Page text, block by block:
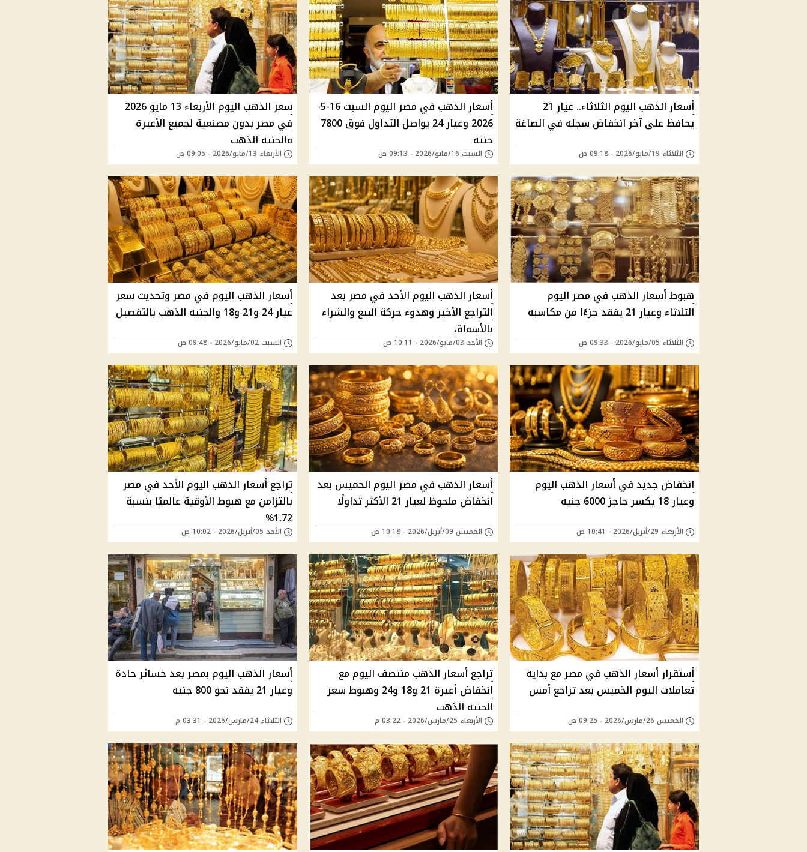
أسعار الذهب اليوم الثلاثاء.. عيار 21
يحافظ على آخر انخفاض سجله في الصاغة
الثلاثاء 19/مايو/2026 - 09:18 ص
أسعار الذهب في مصر اليوم السبت 16-5-
2026 وعيار 24 يواصل التداول فوق 7800
جنيه
السبت 16/مايو/2026 - 09:13 ص
سعر الذهب اليوم الأربعاء 13 مايو 2026
في مصر بدون مصنعية لجميع الأعيرة
والجنيه الذهب
الأربعاء 13/مايو/2026 - 09:05 ص
هبوط أسعار الذهب في مصر اليوم
الثلاثاء وعيار 21 يفقد جزءًا من مكاسبه
الثلاثاء 05/مايو/2026 - 09:33 ص
أسعار الذهب اليوم الأحد في مصر بعد
التراجع الأخير وهدوء حركة البيع والشراء
بالأسواق
الأحد 03/مايو/2026 - 10:11 ص
أسعار الذهب اليوم في مصر وتحديث سعر
عيار 24 و21 و18 والجنيه الذهب بالتفصيل
السبت 02/مايو/2026 - 09:48 ص
انخفاض جديد في أسعار الذهب اليوم
وعيار 18 يكسر حاجز 6000 جنيه
الأربعاء 29/أبريل/2026 - 10:41 ص
أسعار الذهب في مصر اليوم الخميس بعد
انخفاض ملحوظ لعيار 21 الأكثر تداولًا
الخميس 09/أبريل/2026 - 10:18 ص
تراجع أسعار الذهب اليوم الأحد في مصر
بالتزامن مع هبوط الأوقية عالميًا بنسبة
1.72%
الأحد 05/أبريل/2026 - 10:02 ص
أستقرار أسعار الذهب في مصر مع بداية
تعاملات اليوم الخميس بعد تراجع أمس
الخميس 26/مارس/2026 - 09:25 ص
تراجع أسعار الذهب منتصف اليوم مع
انخفاض أعيرة 21 و18 و24 وهبوط سعر
الجنيه الذهب
الأربعاء 25/مارس/2026 - 03:22 م
أسعار الذهب اليوم بمصر بعد خسائر حادة
وعيار 21 يفقد نحو 800 جنيه
الثلاثاء 24/مارس/2026 - 03:31 م